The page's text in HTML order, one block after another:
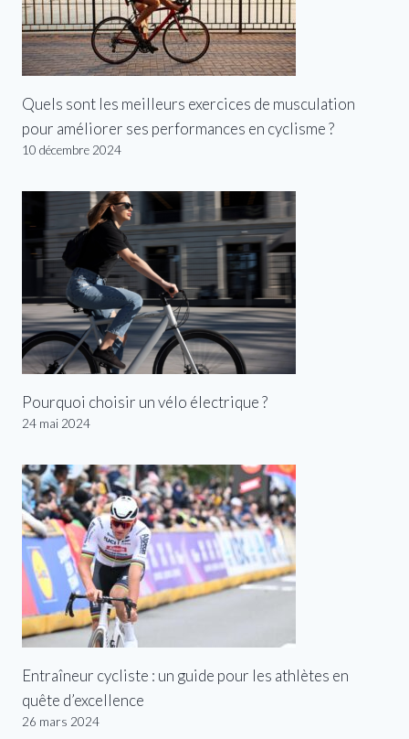
Quels sont les meilleurs exercices de musculation
pour améliorer ses performances en cyclisme ?
10 décembre 2024
Pourquoi choisir un vélo électrique ?
24 mai 2024
Entraîneur cycliste : un guide pour les athlètes en
quête d’excellence
26 mars 2024